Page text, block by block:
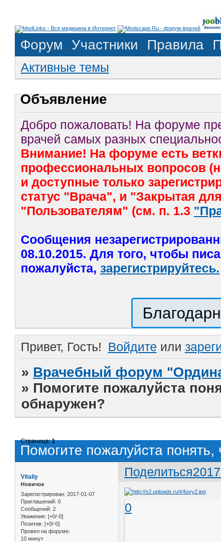
Форум Участники Правила
Активные темы
Объявление
Добро пожаловать! На форуме
врачей самых разных
Внимание! На форуме есть
профессиональных вопросов
и доступные только
статус "Врача", и "Закрытая
"Пользователям" (см. п. 1.3
Сообщения
08.10.2015. Для того, чтобы
пожалуйста, зарегистрируйтесь.
Привет, Гость! Войдите или
» Врачебный форум
» Помогите пожалуйста
обнаружен?
Помогите пожалуйста
Страница:1
Поделиться
Vitaliy
Новичок
Зарегистрирован: 2017-01-07
Приглашений: 0
Сообщений: 2
Уважение: [+0/-0]
Позитив: [+0/-0]
Провел на форуме:
10 минут
0